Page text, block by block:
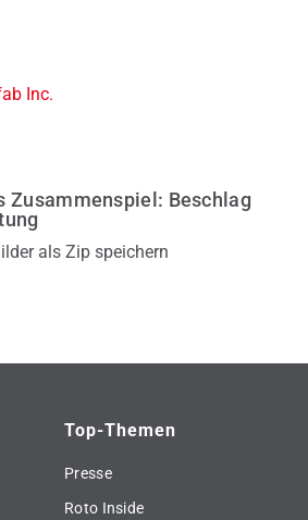
Inc.
Zusammenspiel: Beschlag
als Zip speichern
Top-Themen
Presse
Roto Inside